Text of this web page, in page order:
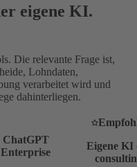
eigene KI.
Die relevante Frage ist,
Lohndaten,
verarbeitet wird und
dahinterliegen.
ChatGPT
Enterprise
Eigene KI